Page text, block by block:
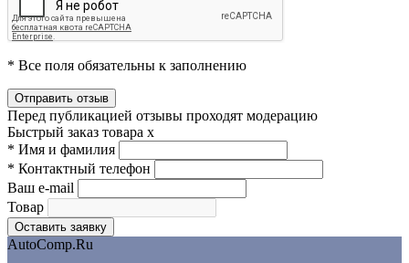
* Все поля обязательны к заполнению
Перед публикацией отзывы проходят модерацию
Быстрый заказ товара x
* Имя и фамилия
* Контактный телефон
Ваш e-mail
Товар
AutoComp.Ru